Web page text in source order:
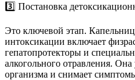
3️⃣ Постановка
Это ключевой этап.
интоксикации включает
гепатопротекторы и
алкогольного отравления. Она
организма и снимает